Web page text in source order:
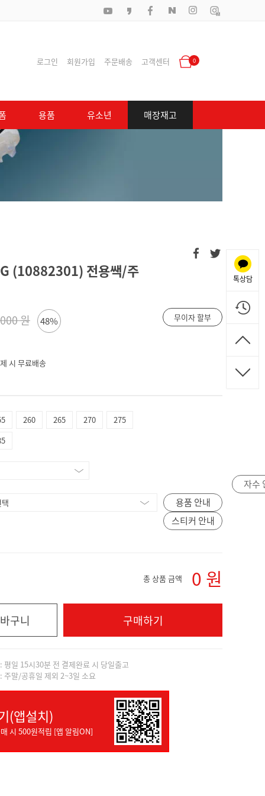
로그인 회원가입 주문배송 고객센터 0
용품 유소년 매장재고
(10882301) 전용쌕/주
원 48% 무이자 할부
시 무료배송
260 265 270
275
용품 안내
스티커 안내
자수
총 상품 금액 0 원
구니 구매하기
평일 15시30분 전 결제완료 시 당일출고
주말/공휴일 제외 2~3일 소요
(앱설치)
시 500원적립 [앱 알림ON]
톡상담